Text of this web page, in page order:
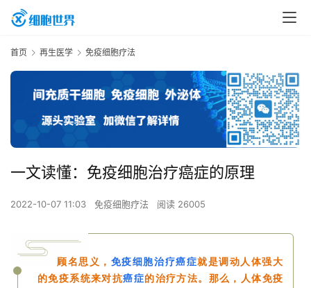
首页 再生医学 免疫细胞疗法
一文读懂：免疫细胞治疗癌症的原理
2022-10-07 11:03 免疫细胞疗法 阅读 26005
顾名思义， 免疫细胞治疗癌症就是调动人体强大
的免疫系统来对抗癌症的治疗方法。那么，人体免疫